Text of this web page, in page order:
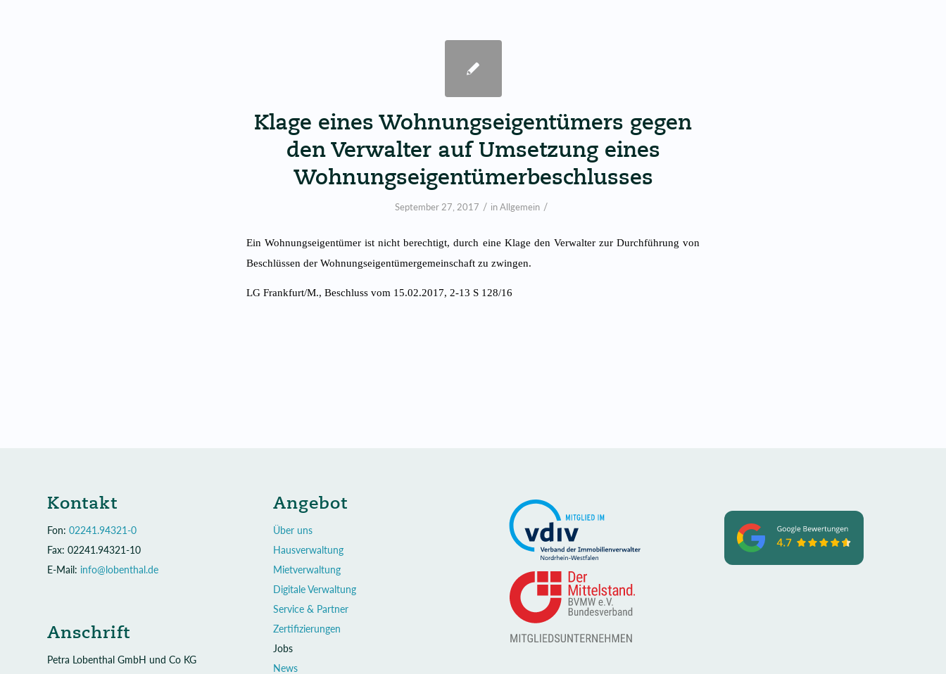
Klage eines Wohnungseigentümers gegen
den Verwalter auf Umsetzung eines
Wohnungseigentümerbeschlusses
September 27, 2017 / inAllgemein /
Ein Wohnungseigentümer ist nicht berechtigt, durch eine Klage den Verwalter zur Durchführung von
Beschlüssen der Wohnungseigentümergemeinschaft zu zwingen.
LG Frankfurt/M., Beschluss vom 15.02.2017, 2-13 S 128/16
Kontakt
Fon: 02241.94321-0
Fax: 02241.94321-10
E-Mail: info@lobenthal.de
Anschrift
Petra Lobenthal GmbH und Co KG
Angebot
Über uns
Hausverwaltung
Mietverwaltung
Digitale Verwaltung
Service & Partner
Zertifizierungen
Jobs
News